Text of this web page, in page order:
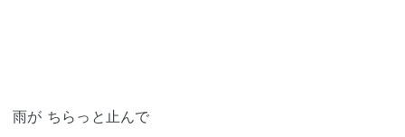
雨が ちらっと止んで